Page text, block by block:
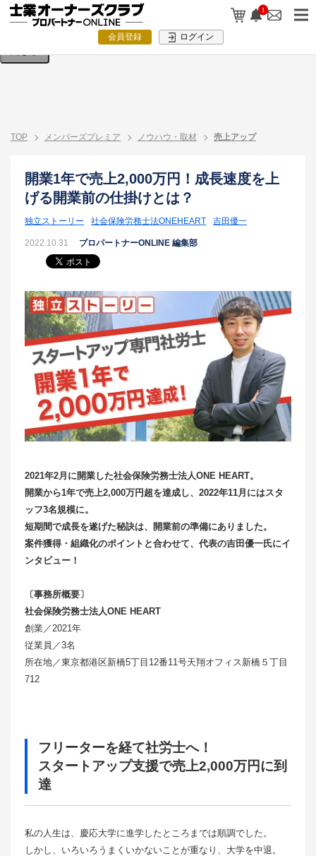
1
会員登録 ログイン
検索条件を入力してください。
TOP メンバーズプレミア ノウハウ・取材 売上アップ
開業1年で売上2,000万円！成長速度を上
げる開業前の仕掛けとは？
独立ストーリー 社会保険労務士法ONEHEART 吉田優一
2022.10.31 プロパートナーONLINE 編集部
2021年2月に開業した社会保険労務士法人ONE HEART。
開業から1年で売上2,000万円超を達成し、2022年11月にはスタ
ッフ3名規模に。
短期間で成長を遂げた秘訣は、開業前の準備にありました。
案件獲得・組織化のポイントと合わせて、代表の吉田優一氏にイ
ンタビュー！
〔事務所概要〕
社会保険労務士法人ONE HEART
創業／2021年
従業員／3名
所在地／東京都港区新橋5丁目12番11号天翔オフィス新橋５丁目
712
フリーターを経て社労士へ！
スタートアップ支援で売上2,000万円に到
達
私の人生は、慶応大学に進学したところまでは順調でした。
しかし、いろいろうまくいかないことが重なり、大学を中退。